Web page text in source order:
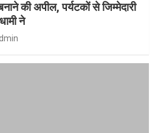
की अपील, पर्यटकों से जिम्मेदारी
ने